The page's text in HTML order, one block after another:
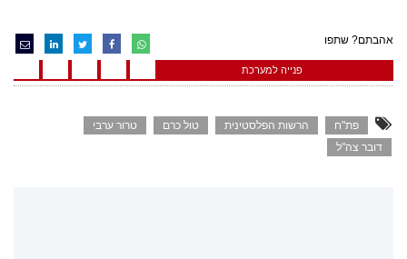
אהבתם? שתפו
פנייה למערכת
פת"ח הרשות הפלסטינית טול כרם
טרור ערבי
דובר צה"ל